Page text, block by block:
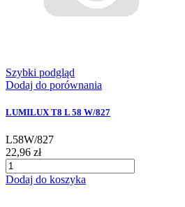
Szybki podgląd
Dodaj do porównania
LUMILUX T8 L 58 W/827
L58W/827
22,96 zł
Dodaj do koszyka